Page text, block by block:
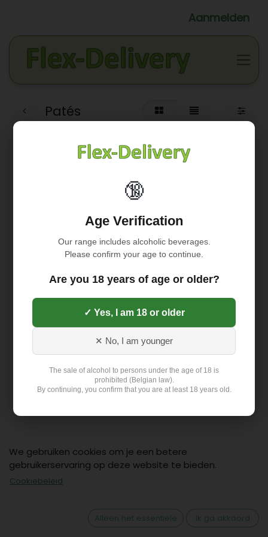
Aanmelden
Patés
Geen product gedefinieerd in de categorie "
BIO ATELIER / Fruit & Groent.".
Contact
hello@flex-delivery.be
We gebruiken cookies om je een betere
gebruikerservaring op deze website te bieden.
Cookiebeleid
Alleen het essentiële Ik ga akkoord
🔞
Age Verification
Our range includes alcoholic beverages.
Please confirm your age to continue.
Are you 18 years of age or older?
✓ Yes, I am 18 or older
✕ No, I am younger
The sale of alcohol to persons under the age of 18 is
prohibited (Belgian law).
By continuing, you confirm that you are at least 18 years old.